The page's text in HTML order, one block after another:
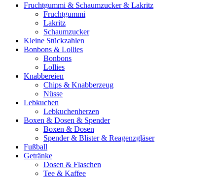
Fruchtgummi & Schaumzucker & Lakritz
Fruchtgummi
Lakritz
Schaumzucker
Kleine Stückzahlen
Bonbons & Lollies
Bonbons
Lollies
Knabbereien
Chips & Knabberzeug
Nüsse
Lebkuchen
Lebkuchenherzen
Boxen & Dosen & Spender
Boxen & Dosen
Spender & Blister & Reagenzgläser
Fußball
Getränke
Dosen & Flaschen
Tee & Kaffee